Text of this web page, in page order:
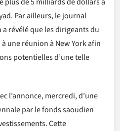
Par ailleurs, le journal
révélé que les dirigeants du
une réunion à New York afin
potentielles d’une telle
l’annonce, mercredi, d’une
par le fonds saoudien
Cette